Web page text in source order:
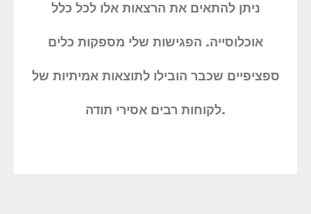
ניתן להתאים את הרצאות אלו לכל כלל
אוכלוסייה. הפגישות שלי מספקות כלים
ספציפיים שכבר הובילו לתוצאות אמיתיות של
לקוחות רבים אסירי תודה.